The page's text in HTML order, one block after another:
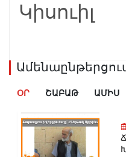
Կիսուիլ
ՕՐ ՇԱԲԱԹ ԱՄԻՍ